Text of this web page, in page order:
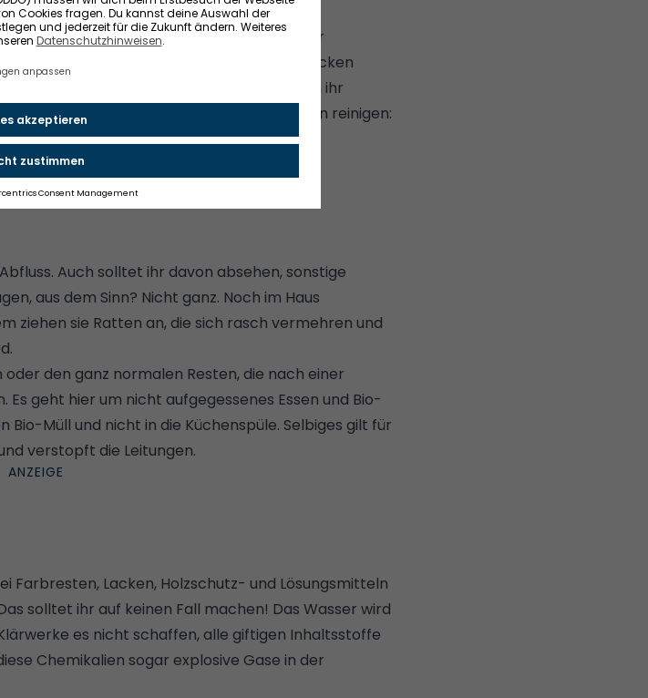
andere Stoffe haften bleiben.
Spülbecken kippen, sondern mitsamt der
ihr Pfannen und Fritteusen im Spülbecken
mit Küchenpapier auswischen. Und wenn ihr
für die Küche findet ihr hier:
Backofen reinigen:
Auch solltet ihr davon absehen, sonstige
aus dem Sinn? Nicht ganz. Noch im Haus
ziehen sie Ratten an, die sich rasch vermehren und
den ganz normalen Resten, die nach einer
geht hier um nicht aufgegessenes Essen und Bio-
Müll und nicht in die Küchenspüle. Selbiges gilt für
verstopft die Leitungen.
Farbresten, Lacken, Holzschutz- und Lösungsmitteln
solltet ihr auf keinen Fall machen! Das Wasser wird
es nicht schaffen, alle giftigen Inhaltsstoffe
Chemikalien sogar explosive Gase in der